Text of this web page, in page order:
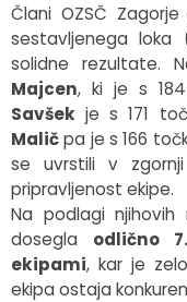
Člani OZSČ
sestavljenega
solidne rezultate.
Majcen, ki je s 184
Savšek je s 171
Maličpa je s 166
se uvrstili v
pripravljenost ekipe.
Na podlagi njihovih
dosegla odlično
ekipami, kar je
ekipa ostaja